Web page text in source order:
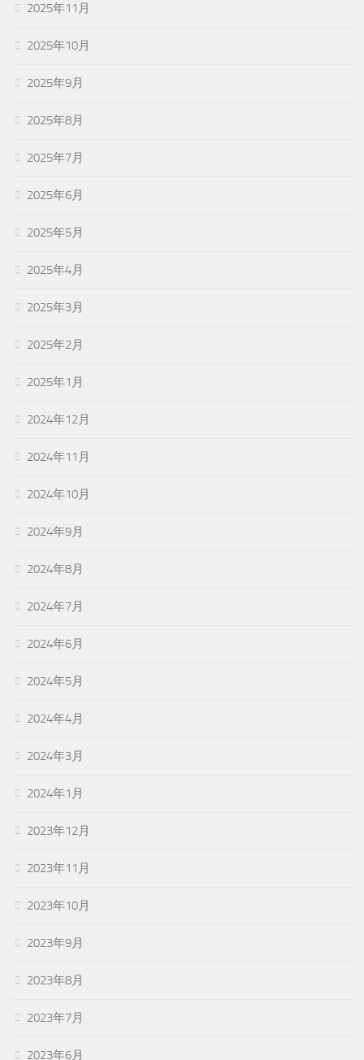
2025年11月
2025年10月
2025年9月
2025年8月
2025年7月
2025年6月
2025年5月
2025年4月
2025年3月
2025年2月
2025年1月
2024年12月
2024年11月
2024年10月
2024年9月
2024年8月
2024年7月
2024年6月
2024年5月
2024年4月
2024年3月
2024年1月
2023年12月
2023年11月
2023年10月
2023年9月
2023年8月
2023年7月
2023年6月